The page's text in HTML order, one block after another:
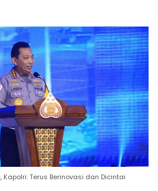
Terus Berinovasi dan Dicintai